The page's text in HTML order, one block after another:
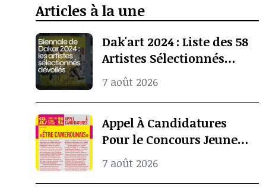
Articles à la une
Dak'art 2024 : Liste des 58
Artistes Sélectionnés
Pour l’Exposition
Internationale De La
Biennale De Dakar
7 août 2026
Appel À Candidatures
Pour le Concours Jeunes
Espoirs 2024 (COJES)
7 août 2026